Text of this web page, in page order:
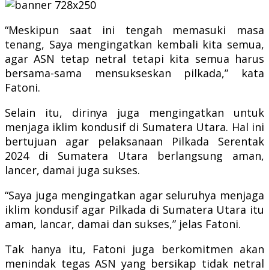
“Meskipun saat ini tengah memasuki masa
tenang, Saya mengingatkan kembali kita semua,
agar ASN tetap netral tetapi kita semua harus
bersama-sama mensukseskan pilkada,” kata
Fatoni.
Selain itu, dirinya juga mengingatkan untuk
menjaga iklim kondusif di Sumatera Utara. Hal ini
bertujuan agar pelaksanaan Pilkada Serentak
2024 di Sumatera Utara berlangsung aman,
lancer, damai juga sukses.
“Saya juga mengingatkan agar seluruhya menjaga
iklim kondusif agar Pilkada di Sumatera Utara itu
aman, lancar, damai dan sukses,” jelas Fatoni.
Tak hanya itu, Fatoni juga berkomitmen akan
menindak tegas ASN yang bersikap tidak netral